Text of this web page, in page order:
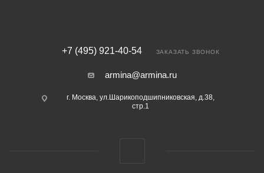
+7 (495) 921-40-54 ЗАКАЗАТЬ ЗВОНОК
armina@armina.ru
г. Москва, ул.Шарикоподшипниковская, д.38,
стр.1